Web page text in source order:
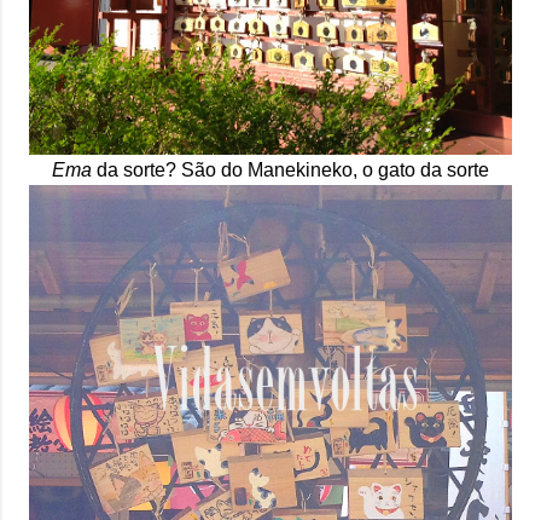
Ema da sorte? São do Manekineko, o gato da sorte